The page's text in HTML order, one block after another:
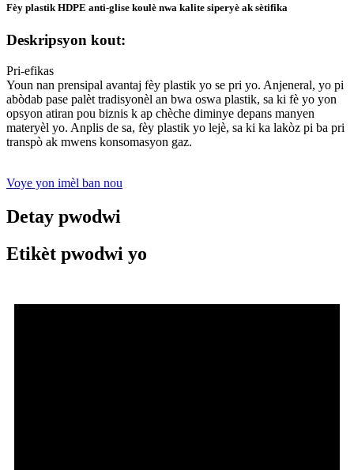
Fèy plastik HDPE anti-glise koulè nwa kalite siperyè ak sètifika
Deskripsyon kout:
Pri-efikas
Youn nan prensipal avantaj fèy plastik yo se pri yo. Anjeneral, yo pi
abòdab pase palèt tradisyonèl an bwa oswa plastik, sa ki fè yo yon
opsyon atiran pou biznis k ap chèche diminye depans manyen
materyèl yo. Anplis de sa, fèy plastik yo lejè, sa ki ka lakòz pi ba pri
transpò ak mwens konsomasyon gaz.
Voye yon imèl ban nou
Detay pwodwi
Etikèt pwodwi yo